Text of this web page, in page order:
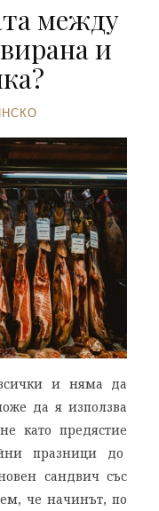
между
и
и няма да
да я използва
като предястие
празници до
сандвич със
че начинът, по